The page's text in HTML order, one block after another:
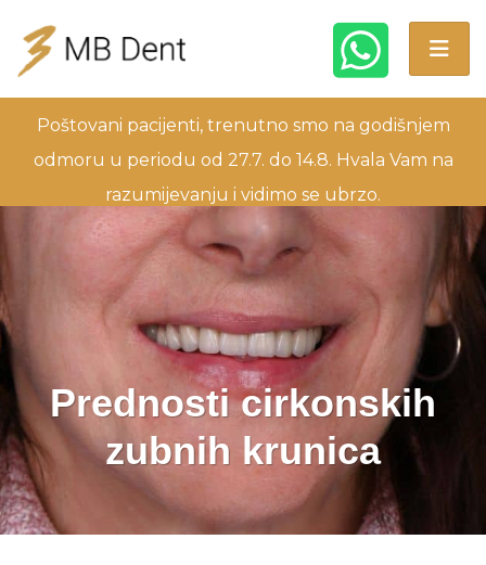
Poštovani pacijenti, trenutno smo na godišnjem
odmoru u periodu od 27.7. do 14.8. Hvala Vam na
razumijevanju i vidimo se ubrzo.
Prednosti cirkonskih
zubnih krunica